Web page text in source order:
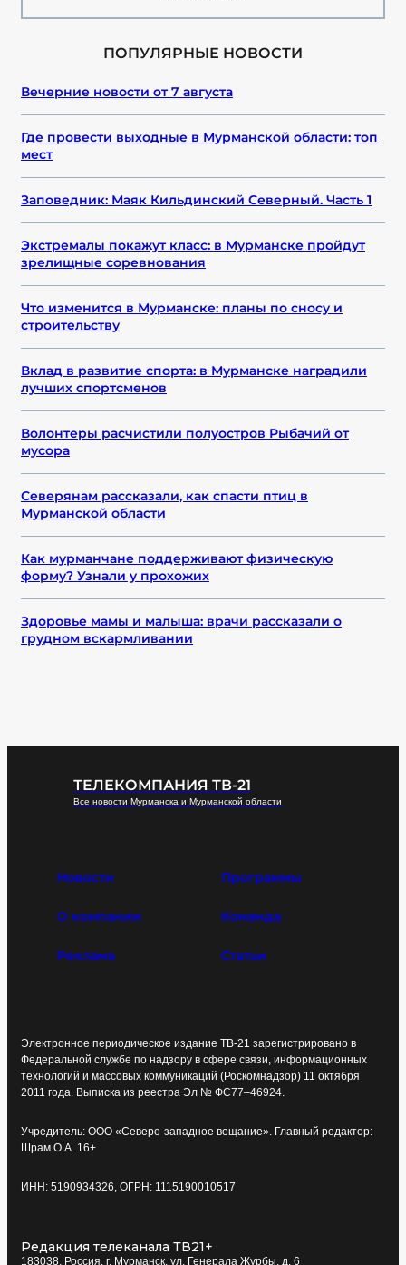
ПОПУЛЯРНЫЕ НОВОСТИ
Вечерние новости от 7 августа
Где провести выходные в Мурманской области: топ
мест
Заповедник: Маяк Кильдинский Северный. Часть 1
Экстремалы покажут класс: в Мурманске пройдут
зрелищные соревнования
Что изменится в Мурманске: планы по сносу и
строительству
Вклад в развитие спорта: в Мурманске наградили
лучших спортсменов
Волонтеры расчистили полуостров Рыбачий от
мусора
Северянам рассказали, как спасти птиц в
Мурманской области
Как мурманчане поддерживают физическую
форму? Узнали у прохожих
Здоровье мамы и малыша: врачи рассказали о
грудном вскармливании
ТЕЛЕКОМПАНИЯ ТВ-21
Все новости Мурманска и Мурманской области
Новости Программы
О компании Команда
Реклама Статьи
Электронное периодическое издание ТВ-21 зарегистрировано в
Федеральной службе по надзору в сфере связи, информационных
технологий и массовых коммуникаций (Роскомнадзор) 11 октября
2011 года. Выписка из реестра Эл № ФС77–46924.
Учредитель: ООО «Северо-западное вещание». Главный редактор:
Шрам О.А. 16+
ИНН: 5190934326, ОГРН: 1115190010517
Редакция телеканала ТВ21+
183038, Россия, г. Мурманск, ул. Генерала Журбы, д. 6